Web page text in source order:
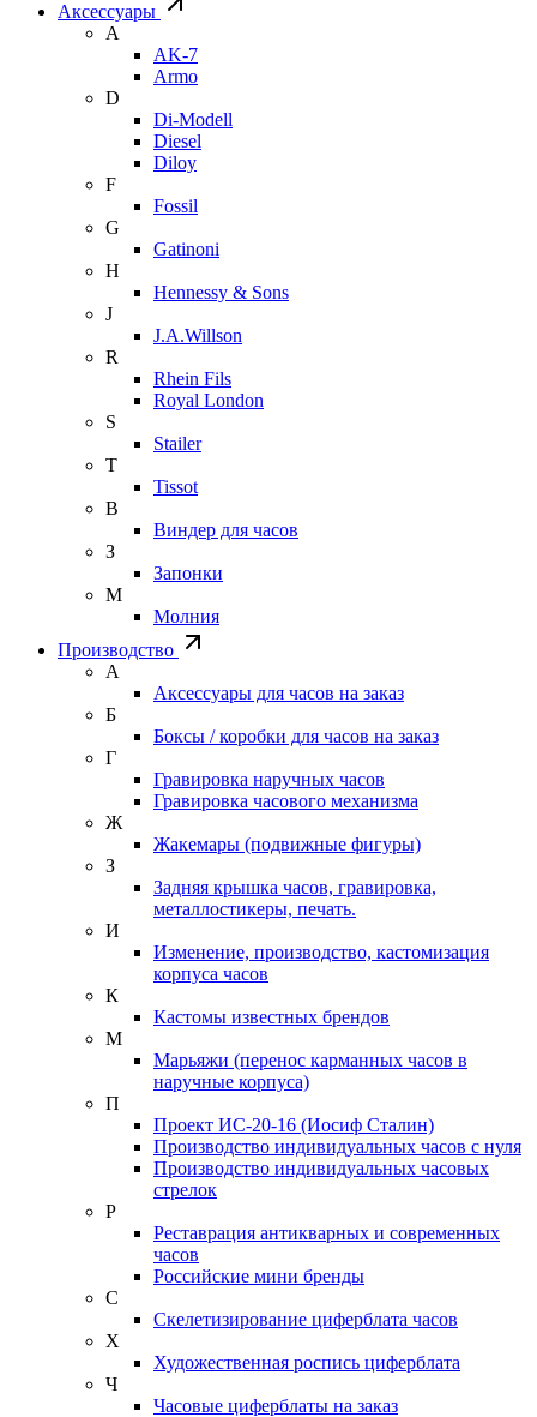
Аксессуары
A
AK-7
Armo
D
Di-Modell
Diesel
Diloy
F
Fossil
G
Gatinoni
H
Hennessy & Sons
J
J.A.Willson
R
Rhein Fils
Royal London
S
Stailer
T
Tissot
В
Виндер для часов
З
Запонки
М
Молния
Производство
А
Аксессуары для часов на заказ
Б
Боксы / коробки для часов на заказ
Г
Гравировка наручных часов
Гравировка часового механизма
Ж
Жакемары (подвижные фигуры)
З
Задняя крышка часов, гравировка,
металлостикеры, печать.
И
Изменение, производство, кастомизация
корпуса часов
К
Кастомы известных брендов
М
Марьяжи (перенос карманных часов в
наручные корпуса)
П
Проект ИС-20-16 (Иосиф Сталин)
Производство индивидуальных часов с нуля
Производство индивидуальных часовых
стрелок
Р
Реставрация антикварных и современных
часов
Российские мини бренды
С
Скелетизирование циферблата часов
Х
Художественная роспись циферблата
Ч
Часовые циферблаты на заказ